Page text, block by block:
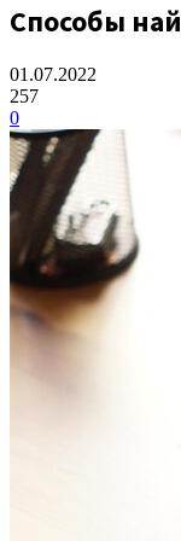
Способы
01.07.2022
257
0